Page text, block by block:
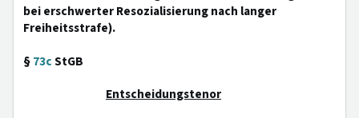
bei erschwerter Resozialisierung nach langer
Freiheitsstrafe).
§73cStGB
Entscheidungstenor